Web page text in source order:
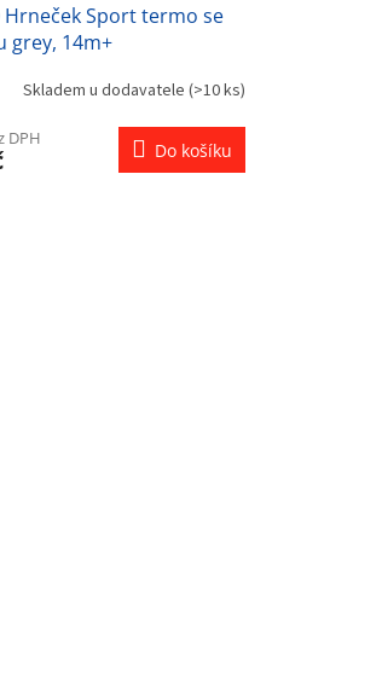
Hrneček Sport termo se
grey, 14m+
Skladem u dodavatele (>10 ks)
DPH
Do košíku